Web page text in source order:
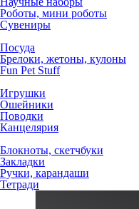
Роботы, мини роботы
Сувениры
Посуда
Брелоки, жетоны, кулоны
Fun Pet Stuff
Игрушки
Ошейники
Поводки
Канцелярия
Блокноты, скетчбуки
Закладки
Ручки, карандаши
Тетради